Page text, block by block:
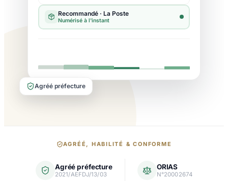
Agréé préfecture
AGRÉÉ, HABILITÉ & CONFORME
Agréé préfecture
2021/AEFDJ/13/03
ORIAS
N°20002674